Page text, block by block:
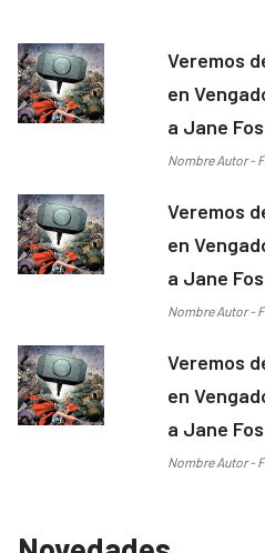
Veremos
en
a Jane
Nombre Autor -
Veremos
en
a Jane
Nombre Autor -
Veremos
en
a Jane
Nombre Autor -